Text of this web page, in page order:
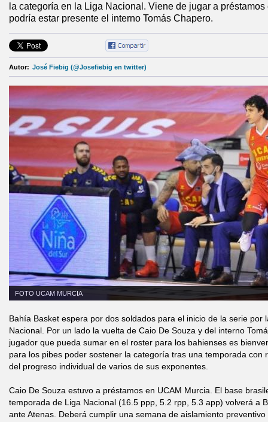
la categoría en la Liga Nacional. Viene de jugar a
podría estar presente el interno Tomás Chapero.
Autor: José Fiebig (@Josefiebig en twitter)
FOTO UCAM MURCIA
Bahía Basket espera por dos soldados para el inicio de la serie por
Nacional. Por un lado la vuelta de Caio De Souza y del interno
jugador que pueda sumar en el roster para los bahienses es
para los pibes poder sostener la categoría tras una temporada con
del progreso individual de varios de sus exponentes.
Caio De Souza estuvo a préstamos en UCAM Murcia. El base
temporada de Liga Nacional (16.5 ppp, 5.2 rpp, 5.3 app) volverá a
ante Atenas. Deberá cumplir una semana de aislamiento